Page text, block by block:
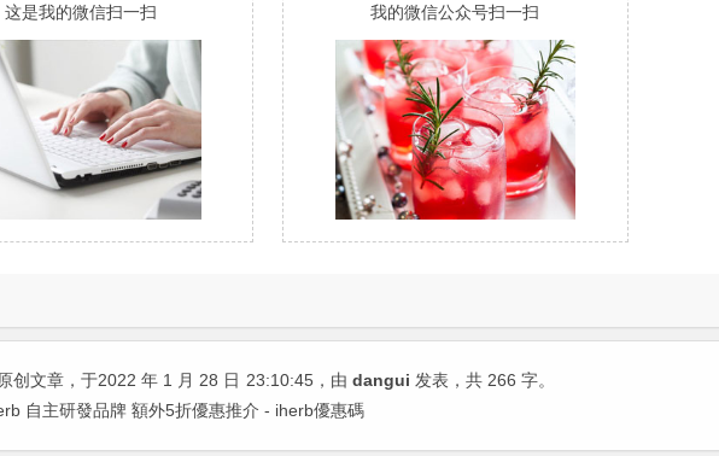
这是我的微信扫一扫
我的微信公众号扫一扫
创文章，于2022 年 1 月 28 日 23:10:45 ，由 dangui 发表，共 266 字。
自主研發品牌 額外5折優惠推介 - iherb優惠碼